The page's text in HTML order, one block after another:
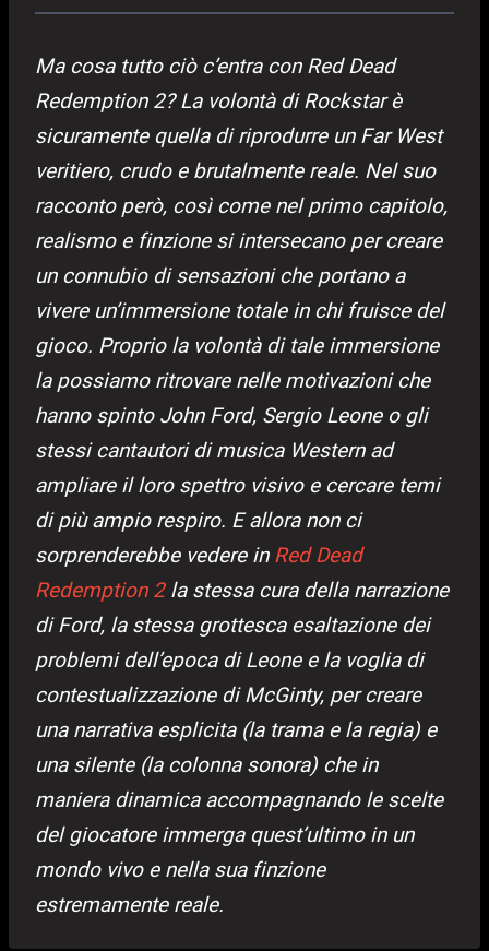
Ma cosa tutto ciò c’entra con Red Dead
Redemption 2? La volontà di Rockstar è
sicuramente quella di riprodurre un Far West
veritiero, crudo e brutalmente reale. Nel suo
racconto però, così come nel primo capitolo,
realismo e finzione si intersecano per creare
un connubio di sensazioni che portano a
vivere un’immersione totale in chi fruisce del
gioco. Proprio la volontà di tale immersione
la possiamo ritrovare nelle motivazioni che
hanno spinto John Ford, Sergio Leone o gli
stessi cantautori di musica Western ad
ampliare il loro spettro visivo e cercare temi
di più ampio respiro. E allora non ci
sorprenderebbe vedere in Red Dead
Redemption 2la stessa cura della narrazione
di Ford, la stessa grottesca esaltazione dei
problemi dell’epoca di Leone e la voglia di
contestualizzazione di McGinty, per creare
una narrativa esplicita (la trama e la regia) e
una silente (la colonna sonora) che in
maniera dinamica accompagnando le scelte
del giocatore immerga quest’ultimo in un
mondo vivo e nella sua finzione
estremamente reale.